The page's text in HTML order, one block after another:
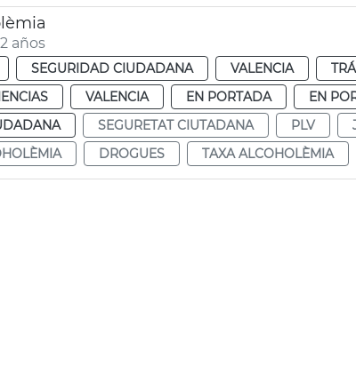
años
SEGURIDAD CIUDADANA VALENCIA
VALENCIA EN PORTADA EN
SEGURETAT CIUTADANA PLV
DROGUES TAXA ALCOHOLÈMIA